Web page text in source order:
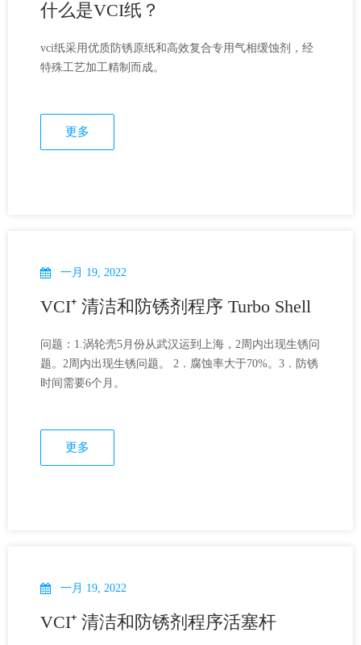
什么是VCI纸？
vci纸采用优质防锈原纸和高效复合专用气相缓蚀剂，经
特殊工艺加工精制而成。
更多
一月 19, 2022
VCI⁺ 清洁和防锈剂程序 Turbo Shell
问题：1.涡轮壳5月份从武汉运到上海，2周内出现生锈问
题。2周内出现生锈问题。 2．腐蚀率大于70%。3．防锈
时间需要6个月。
更多
一月 19, 2022
VCI⁺ 清洁和防锈剂程序活塞杆